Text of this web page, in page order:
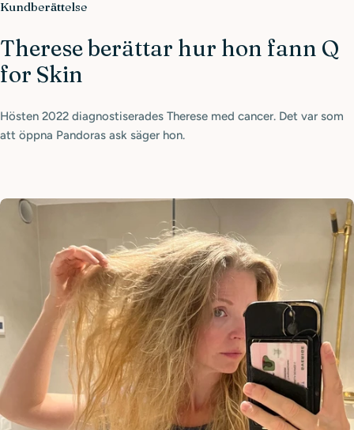
Kundberättelse
Therese berättar hur hon fann Q
for Skin
Hösten 2022 diagnostiserades Therese med cancer. Det var som
att öppna Pandoras ask säger hon.